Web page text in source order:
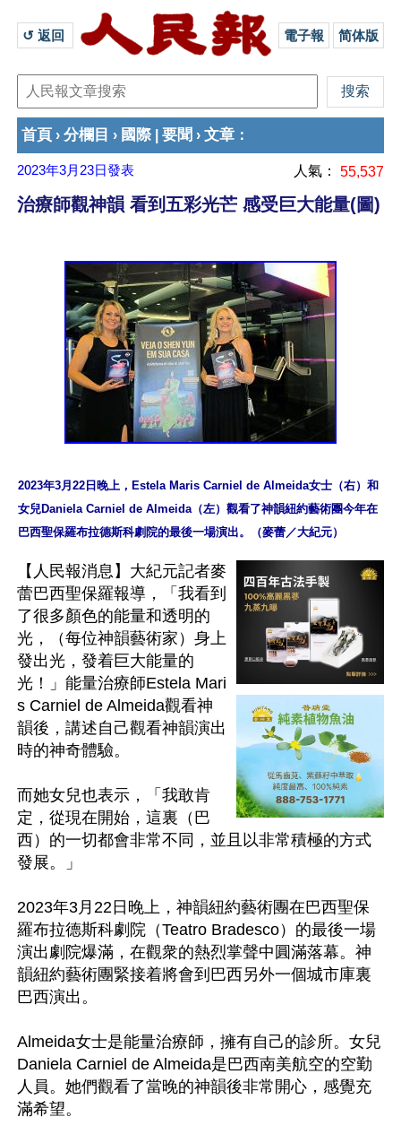
↺ 返回 電子報 简体版
首頁 › 分欄目 › 國際| 要聞 › 文章 ：
2023年3月23日發表 人氣： 55,537
治療師觀神韻 看到五彩光芒 感受巨大能量(圖)
2023年3月22日晚上，Estela Maris Carniel de Almeida女士（右）和
女兒Daniela Carniel de Almeida（左）觀看了神韻紐約藝術團今年在
巴西聖保羅布拉德斯科劇院的最後一場演出。（麥蕾／大紀元）
【人民報消息】大紀元記者麥
蕾巴西聖保羅報導，「我看到
了很多顏色的能量和透明的
光，（每位神韻藝術家）身上
發出光，發着巨大能量的
光！」能量治療師Estela Mari
s Carniel de Almeida觀看神
韻後，講述自己觀看神韻演出
時的神奇體驗。
而她女兒也表示，「我敢肯
定，從現在開始，這裏（巴
西）的一切都會非常不同，並且以非常積極的方式
發展。」
2023年3月22日晚上，神韻紐約藝術團在巴西聖保
羅布拉德斯科劇院（Teatro Bradesco）的最後一場
演出劇院爆滿，在觀衆的熱烈掌聲中圓滿落幕。神
韻紐約藝術團緊接着將會到巴西另外一個城市庫裏
巴西演出。
Almeida女士是能量治療師，擁有自己的診所。女兒
Daniela Carniel de Almeida是巴西南美航空的空勤
人員。她們觀看了當晚的神韻後非常開心，感覺充
滿希望。